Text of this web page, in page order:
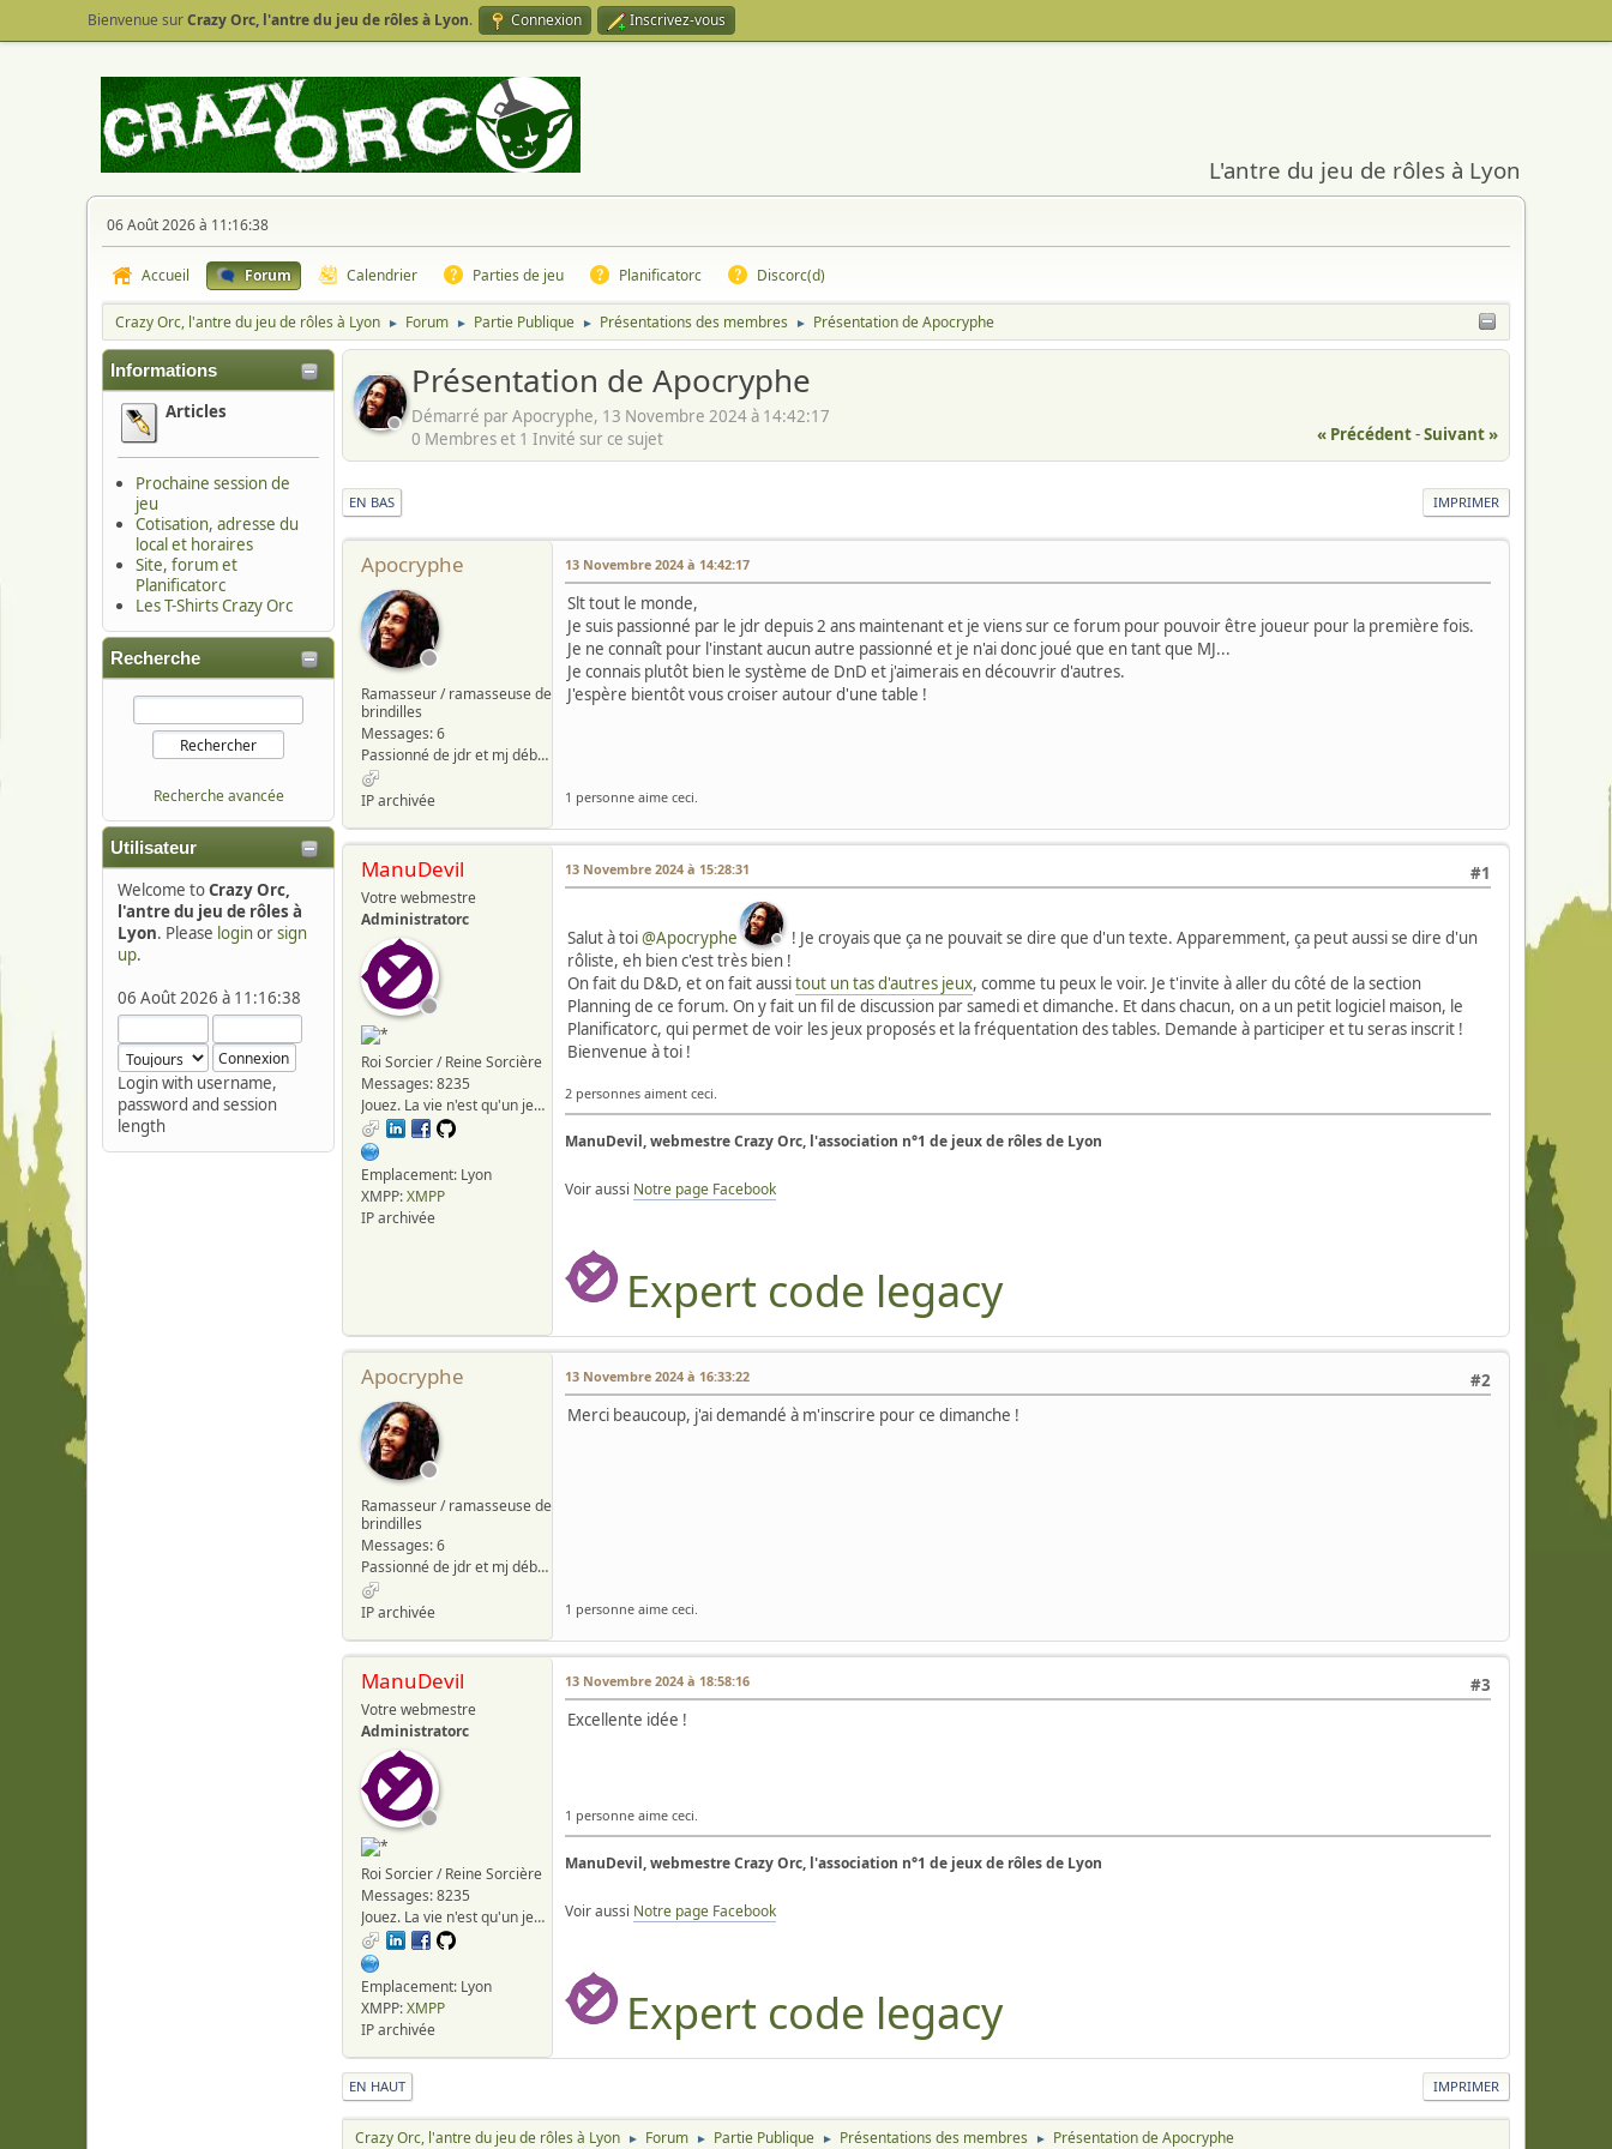
Bienvenue surCrazy Orc, l'antre du jeu de rôles à Lyon. Connexion Inscrivez-vous
L'antre du jeu de rôles à Lyon
06 Août 2026 à 11:16:38
Accueil Forum Calendrier Parties de jeu Planificatorc Discorc(d)
Crazy Orc, l'antre du jeu de rôles à Lyon ► Forum ► Partie Publique ► Présentations des membres ► Présentation de Apocryphe
Informations
Articles
Prochaine session de
jeu
Cotisation, adresse du
local et horaires
Site, forum et
Planificatorc
Les T-Shirts Crazy Orc
Recherche
Recherche avancée
Utilisateur
Welcome toCrazy Orc,
l'antre du jeu de rôles à
Lyon. Please loginorsign
up.
06 Août 2026 à 11:16:38
Login with username,
password and session
length
Présentation de Apocryphe
Démarré par Apocryphe, 13 Novembre 2024 à 14:42:17
« Précédent-Suivant »
0 Membres et 1 Invité sur ce sujet
IMPRIMER
EN BAS
Apocryphe
Ramasseur / ramasseuse de
brindilles
Messages: 6
Passionné de jdr et mj débutant :)
IP archivée
13 Novembre 2024 à 14:42:17
Slt tout le monde,
Je suis passionné par le jdr depuis 2 ans maintenant et je viens sur ce forum pour pouvoir être joueur pour la première fois.
Je ne connaît pour l'instant aucun autre passionné et je n'ai donc joué que en tant que MJ...
Je connais plutôt bien le système de DnD et j'aimerais en découvrir d'autres.
J'espère bientôt vous croiser autour d'une table !
1 personne aime ceci.
ManuDevil
Votre webmestre
Administratorc
Roi Sorcier / Reine Sorcière
Messages: 8235
Jouez. La vie n'est qu'un jeu, après tout.
Emplacement: Lyon
XMPP:XMPP
IP archivée
#1
13 Novembre 2024 à 15:28:31
Salut à toi@Apocryphe
! Je croyais que ça ne pouvait se dire que d'un texte. Apparemment, ça peut aussi se dire d'un
rôliste, eh bien c'est très bien !
On fait du D&D, et on fait aussitout un tas d'autres jeux, comme tu peux le voir. Je t'invite à aller du côté de la section
Planning de ce forum. On y fait un fil de discussion par samedi et dimanche. Et dans chacun, on a un petit logiciel maison, le
Planificatorc, qui permet de voir les jeux proposés et la fréquentation des tables. Demande à participer et tu seras inscrit !
Bienvenue à toi !
2 personnes aiment ceci.
ManuDevil, webmestre Crazy Orc, l'association n°1 de jeux de rôles de Lyon
Voir aussi Notre page Facebook
Expert code legacy
Apocryphe
Ramasseur / ramasseuse de
brindilles
Messages: 6
Passionné de jdr et mj débutant :)
IP archivée
#2
13 Novembre 2024 à 16:33:22
Merci beaucoup, j'ai demandé à m'inscrire pour ce dimanche !
1 personne aime ceci.
ManuDevil
Votre webmestre
Administratorc
Roi Sorcier / Reine Sorcière
Messages: 8235
Jouez. La vie n'est qu'un jeu, après tout.
Emplacement: Lyon
XMPP:XMPP
IP archivée
#3
13 Novembre 2024 à 18:58:16
Excellente idée !
1 personne aime ceci.
ManuDevil, webmestre Crazy Orc, l'association n°1 de jeux de rôles de Lyon
Voir aussi Notre page Facebook
Expert code legacy
IMPRIMER
EN HAUT
Crazy Orc, l'antre du jeu de rôles à Lyon ► Forum ► Partie Publique ► Présentations des membres ► Présentation de Apocryphe